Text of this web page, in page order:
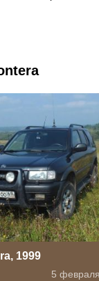
1999
5